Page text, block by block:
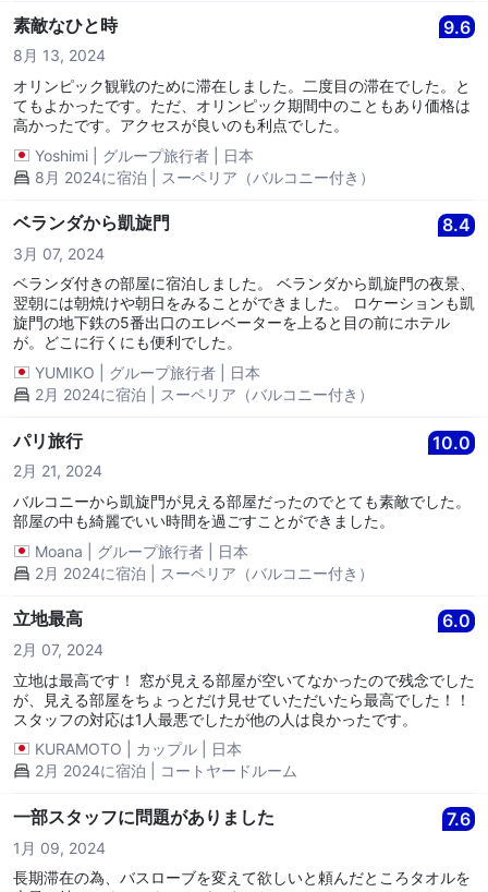
素敵なひと時 9.6
8月 13, 2024
オリンピック観戦のために滞在しました。二度目の滞在でした。と
てもよかったです。ただ、オリンピック期間中のこともあり価格は
高かったです。アクセスが良いのも利点でした。
Yoshimi
グループ旅行者
日本
8月 2024に宿泊 | スーペリア（バルコニー付き）
ベランダから凱旋門 8.4
3月 07, 2024
ベランダ付きの部屋に宿泊しました。 ベランダから凱旋門の夜景、
翌朝には朝焼けや朝日をみることができました。 ロケーションも凱
旋門の地下鉄の5番出口のエレベーターを上ると目の前にホテル
が。どこに行くにも便利でした。
YUMIKO
グループ旅行者
日本
2月 2024に宿泊 | スーペリア（バルコニー付き）
パリ旅行 10.0
2月 21, 2024
バルコニーから凱旋門が見える部屋だったのでとても素敵でした。
部屋の中も綺麗でいい時間を過ごすことができました。
Moana
グループ旅行者
日本
2月 2024に宿泊 | スーペリア（バルコニー付き）
立地最高 6.0
2月 07, 2024
立地は最高です！ 窓が見える部屋が空いてなかったので残念でした
が、見える部屋をちょっとだけ見せていただいたら最高でした！！
スタッフの対応は1人最悪でしたが他の人は良かったです。
KURAMOTO
カップル
日本
2月 2024に宿泊 | コートヤードルーム
一部スタッフに問題がありました 7.6
1月 09, 2024
長期滞在の為、バスローブを変えて欲しいと頼んだところタオルを